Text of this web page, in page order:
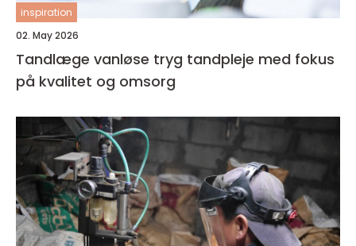
inspiration
02. May 2026
Tandlæge vanløse tryg tandpleje med fokus
på kvalitet og omsorg